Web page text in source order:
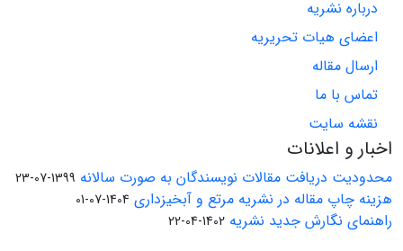
درباره نشریه
اعضای هیات تحریریه
ارسال مقاله
تماس با ما
نقشه سایت
اخبار و اعلانات
محدودیت دریافت مقالات نویسندگان به صورت سالانه 1399-07-23
هزینه چاپ مقاله در نشریه مرتع و آبخیزداری 1404-07-01
راهنمای نگارش جدید نشریه 1402-04-22